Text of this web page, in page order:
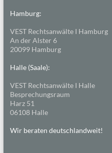
Hamburg:
VEST Rechtsanwälte I Hamburg
An der Alster 6
20099 Hamburg
Halle (Saale):
VEST Rechtsanwälte I Halle
Besprechungsraum
Harz 51
06108 Halle
Wir beraten deutschlandweit!